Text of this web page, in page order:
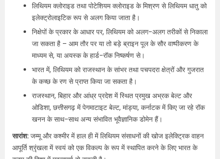
लिथियम क्लोराइड तथा पोटेशियम क्लोराइड के मिश्रण से लिथियम धातु को
इलेक्ट्रोलाइटिक रूप से अलग किया जाता है।
निक्षेपों के प्रकार के आधार पर, लिथियम को अलग-अलग तरीकों से निकाला
जा सकता है – आम तौर पर या तो बड़े ब्राइन पूल के सौर वाष्पीकरण के
माध्यम से, या अयस्क के हार्ड-रॉक निष्कर्षण से।
भारत में, लिथियम को राजस्थान के सांभर तथा पचपदरा क्षेत्रों और गुजरात
के कच्छ के रण से प्राप्त किया जा सकता है।
राजस्थान, बिहार और आंध्र प्रदेश में स्थित प्रमुख अभ्रक बेल्ट और
ओडिशा, छत्तीसगढ़ में पेगमाटाइट बेल्ट, मांड्या, कर्नाटक में किए जा रहे रॉक
खनन के साथ-साथ अन्य संभावित भूवैज्ञानिक डोमेन हैं।
सारांश: जम्मू और कश्मीर में हाल ही में लिथियम संसाधनों की खोज इलेक्ट्रिक वाहन
आपूर्ति श्रृंखला में स्वयं को एक विकल्प के रूप में स्थापित करने के लिए भारत के